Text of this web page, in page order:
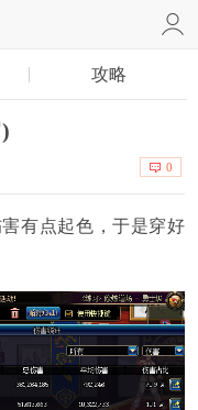
攻略
0
有点起色，于是穿好